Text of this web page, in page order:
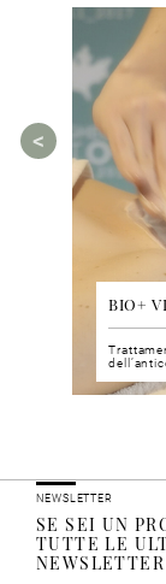
BIO+
NEWSLETTER
SE SEI UN
TUTTE LE
NEWSLETTER